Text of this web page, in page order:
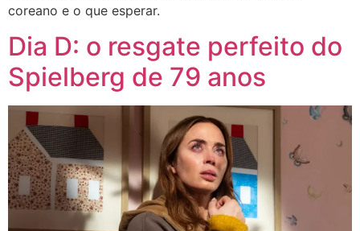
coreano e o que esperar.
Dia D: o resgate perfeito do
Spielberg de 79 anos